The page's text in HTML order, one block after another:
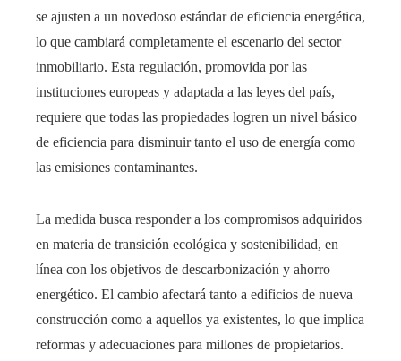
se ajusten a un novedoso estándar de eficiencia energética,
lo que cambiará completamente el escenario del sector
inmobiliario. Esta regulación, promovida por las
instituciones europeas y adaptada a las leyes del país,
requiere que todas las propiedades logren un nivel básico
de eficiencia para disminuir tanto el uso de energía como
las emisiones contaminantes.
La medida busca responder a los compromisos adquiridos
en materia de transición ecológica y sostenibilidad, en
línea con los objetivos de descarbonización y ahorro
energético. El cambio afectará tanto a edificios de nueva
construcción como a aquellos ya existentes, lo que implica
reformas y adecuaciones para millones de propietarios.